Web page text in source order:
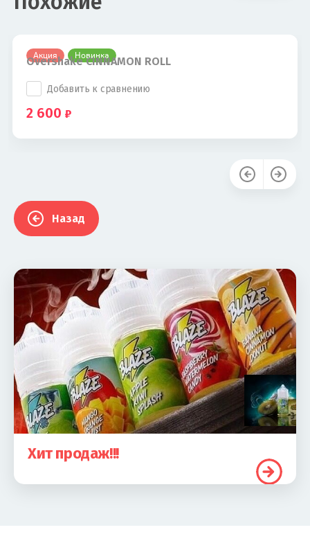
Акция Новинка
Overshake CINNAMON ROLL
Добавить к сравнению
2 600
Назад
Хит продаж!!!